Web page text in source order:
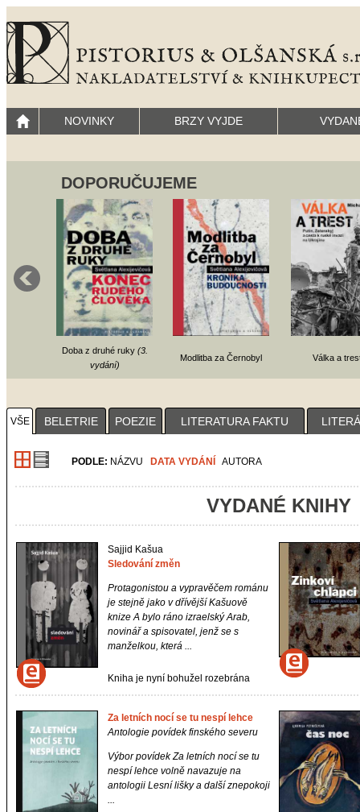
NOVINKY BRZY VYJDE
DOPORUČUJEME
Doba z druhé ruky (3.
vydání)
Modlitba za Černobyl Válka a
1 2 3
4
VŠE
BELETRIE POEZIE LITERATURA FAKTU
PODLE: NÁZVU DATA VYDÁNÍ AUTORA
VYDANÉ KNIHY
Sajjid Kašua
Sledování změn
Protagonistou a vypravěčem románu
je stejně jako v dřívější Kašuově
knizeA bylo ráno izraelský Arab,
novinář a spisovatel, jenž se s
manželkou, která ...
Kniha je nyní bohužel rozebrána
Za letních nocí se tu nespí lehce
Antologie povídek finského severu
Výbor povídekZa letních nocí se tu
nespí lehce volně navazuje na
antologii Lesní lišky a další znepokoji
...